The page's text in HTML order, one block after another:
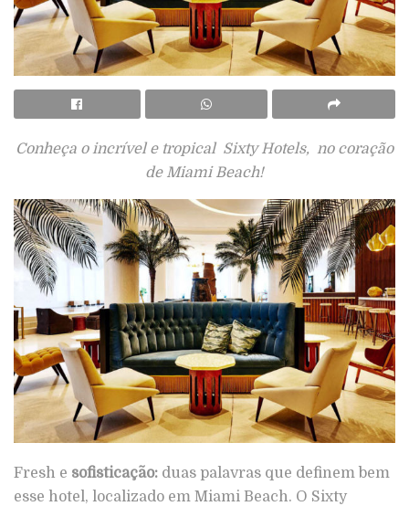
Conheça o incrível e tropical Sixty Hotels, no coração
de Miami Beach!
Fresh e sofisticação: duas palavras que definem bem
esse hotel, localizado em Miami Beach. O Sixty